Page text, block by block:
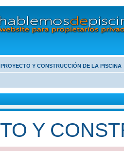
PROYECTO Y CONSTRUCCIÓN DE LA PISCINA
Y